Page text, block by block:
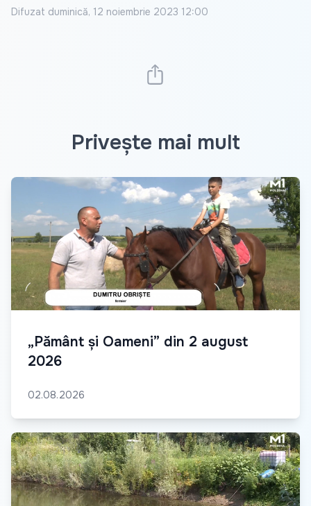
Difuzat duminică, 12 noiembrie 2023 12:00
Privește mai mult
„Pământ și Oameni” din 2 august
2026
02.08.2026